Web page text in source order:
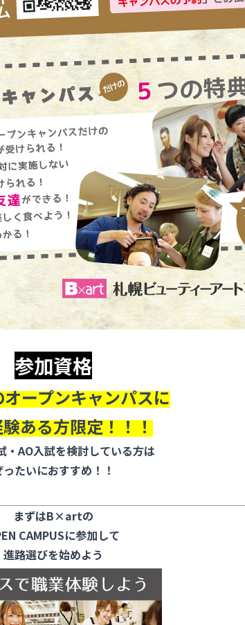
参加資格
オープンキャンパスに
ある方限定！！！
・AO入試を検討している方は
たいにおすすめ！！
まずはB×artの
CAMPUSに参加して
進路選びを始めよう